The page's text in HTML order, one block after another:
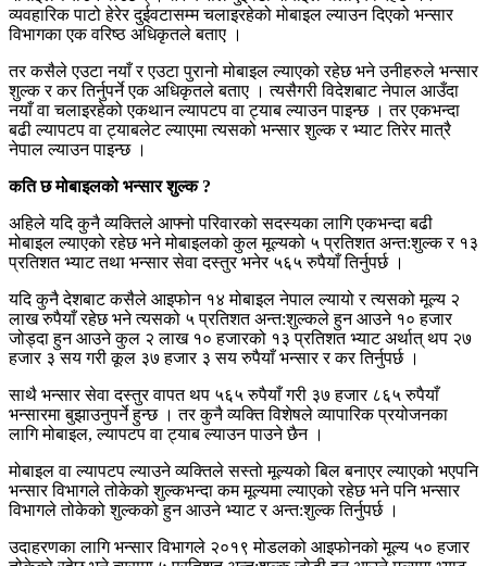
व्यवहारिक पाटो हेरेर दुईवटासम्म चलाइरहेको मोबाइल ल्याउन दिएको भन्सार
विभागका एक वरिष्ठ अधिकृतले बताए ।
तर कसैले एउटा नयाँ र एउटा पुरानो मोबाइल ल्याएको रहेछ भने उनीहरुले भन्सार
शुल्क र कर तिर्नुपर्ने एक अधिकृतले बताए । त्यसैगरी विदेशबाट नेपाल आउँदा
नयाँ वा चलाइरहेको एकथान ल्यापटप वा ट्याब ल्याउन पाइन्छ । तर एकभन्दा
बढी ल्यापटप वा ट्याबलेट ल्याएमा त्यसको भन्सार शुल्क र भ्याट तिरेर मात्रै
नेपाल ल्याउन पाइन्छ ।
कति छ मोबाइलको भन्सार शुल्क ?
अहिले यदि कुनै व्यक्तिले आफ्नो परिवारको सदस्यका लागि एकभन्दा बढी
मोबाइल ल्याएको रहेछ भने मोबाइलको कुल मूल्यको ५ प्रतिशत अन्त:शुल्क र १३
प्रतिशत भ्याट तथा भन्सार सेवा दस्तुर भनेर ५६५ रुपैयाँ तिर्नुपर्छ ।
यदि कुनै देशबाट कसैले आइफोन १४ मोबाइल नेपाल ल्यायो र त्यसको मूल्य २
लाख रुपैयाँ रहेछ भने त्यसको ५ प्रतिशत अन्त:शुल्कले हुन आउने १० हजार
जोड्दा हुन आउने कुल २ लाख १० हजारको १३ प्रतिशत भ्याट अर्थात् थप २७
हजार ३ सय गरी कूल ३७ हजार ३ सय रुपैयाँ भन्सार र कर तिर्नुपर्छ ।
साथै भन्सार सेवा दस्तुर वापत थप ५६५ रुपैयाँ गरी ३७ हजार ८६५ रुपैयाँ
भन्सारमा बुझाउनुपर्ने हुन्छ । तर कुनै व्यक्ति विशेषले व्यापारिक प्रयोजनका
लागि मोबाइल, ल्यापटप वा ट्याब ल्याउन पाउने छैन ।
मोबाइल वा ल्यापटप ल्याउने व्यक्तिले सस्तो मूल्यको बिल बनाएर ल्याएको भएपनि
भन्सार विभागले तोकेको शुल्कभन्दा कम मूल्यमा ल्याएको रहेछ भने पनि भन्सार
विभागले तोकेको शुल्कको हुन आउने भ्याट र अन्त:शुल्क तिर्नुपर्छ ।
उदाहरणका लागि भन्सार विभागले २०१९ मोडलको आइफोनको मूल्य ५० हजार